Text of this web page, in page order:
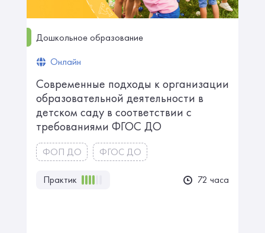
Дошкольное образование
Онлайн
Современные подходы к организации
образовательной деятельности в
детском саду в соответствии с
требованиями ФГОС ДО
ФОП ДО ФГОС ДО
Практик 72 часа